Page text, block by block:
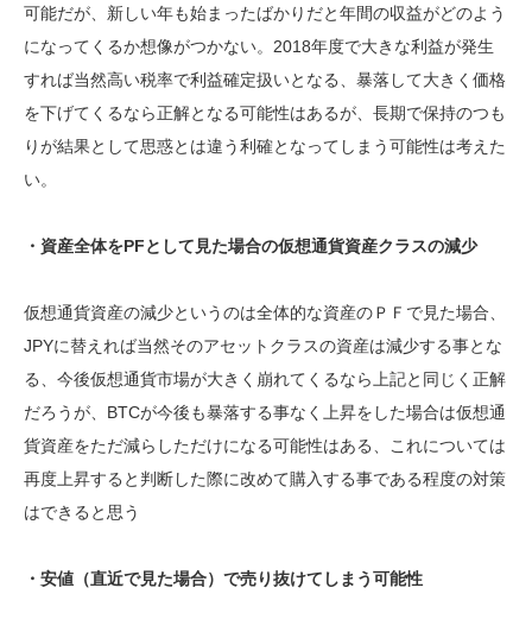
可能だが、新しい年も始まったばかりだと年間の収益がどのよう
になってくるか想像がつかない。2018年度で大きな利益が発生
すれば当然高い税率で利益確定扱いとなる、暴落して大きく価格
を下げてくるなら正解となる可能性はあるが、長期で保持のつも
りが結果として思惑とは違う利確となってしまう可能性は考えた
い。
・資産全体をPFとして見た場合の仮想通貨資産クラスの減少
仮想通貨資産の減少というのは全体的な資産のＰＦで見た場合、
JPYに替えれば当然そのアセットクラスの資産は減少する事とな
る、今後仮想通貨市場が大きく崩れてくるなら上記と同じく正解
だろうが、BTCが今後も暴落する事なく上昇をした場合は仮想通
貨資産をただ減らしただけになる可能性はある、これについては
再度上昇すると判断した際に改めて購入する事である程度の対策
はできると思う
・安値（直近で見た場合）で売り抜けてしまう可能性